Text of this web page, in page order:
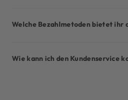
Welche Bezahlmetoden bietet ihr
Wie kann ich den Kundenservice